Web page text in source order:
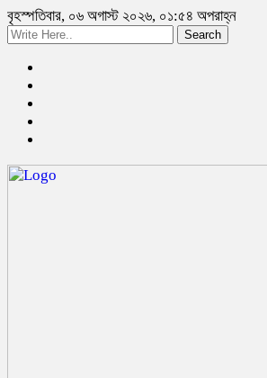
বৃহস্পতিবার, ০৬ অগাস্ট ২০২৬, ০১:৫৪ অপরাহ্ন
Search